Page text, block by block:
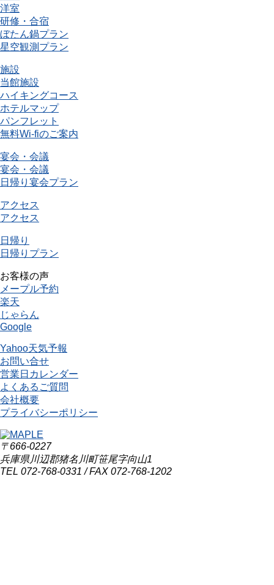
洋室
研修・合宿
ぼたん鍋プラン
星空観測プラン
施設
当館施設
ハイキングコース
ホテルマップ
パンフレット
無料Wi-fiのご案内
宴会・会議
宴会・会議
日帰り宴会プラン
アクセス
アクセス
日帰り
日帰りプラン
お客様の声
メープル予約
楽天
じゃらん
Google
Yahoo天気予報
お問い合せ
営業日カレンダー
よくあるご質問
会社概要
プライバシーポリシー
〒666-0227
兵庫県川辺郡猪名川町笹尾字向山1
TEL 072-768-0331 / FAX 072-768-1202